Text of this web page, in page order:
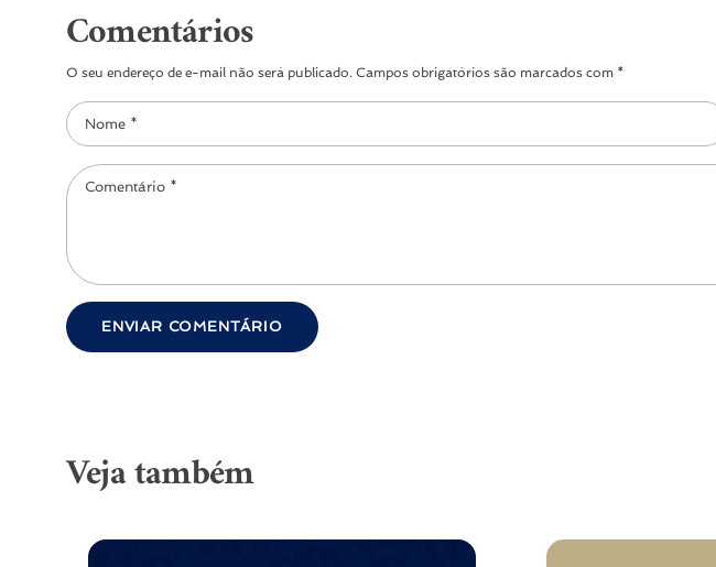
Comentários
O seu endereço de e-mail não será publicado. Campos obrigatórios são marcados com *
Veja também